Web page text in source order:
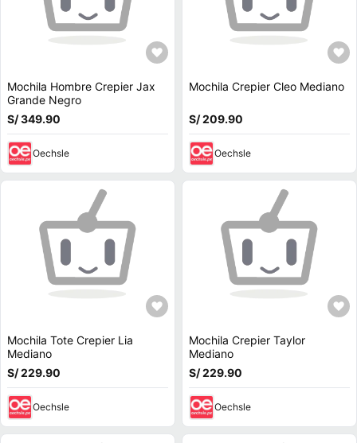
Mochila Hombre Crepier Jax
Grande Negro
S/ 349.90
Oechsle
Mochila Crepier Cleo Mediano
S/ 209.90
Oechsle
Mochila Tote Crepier Lia
Mediano
S/ 229.90
Oechsle
Mochila Crepier Taylor
Mediano
S/ 229.90
Oechsle